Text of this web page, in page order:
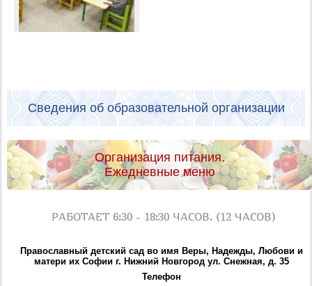
Сведения об образовательной организации
Организация питания.
Ежедневные меню
РАБОТАЕТ 6:30 - 18:30 ЧАСОВ. (12 ЧАСОВ)
Православный детский сад во имя Веры, Надежды, Любови и
матери их Софии г. Нижний Новгород ул. Снежная, д. 35
Телефон